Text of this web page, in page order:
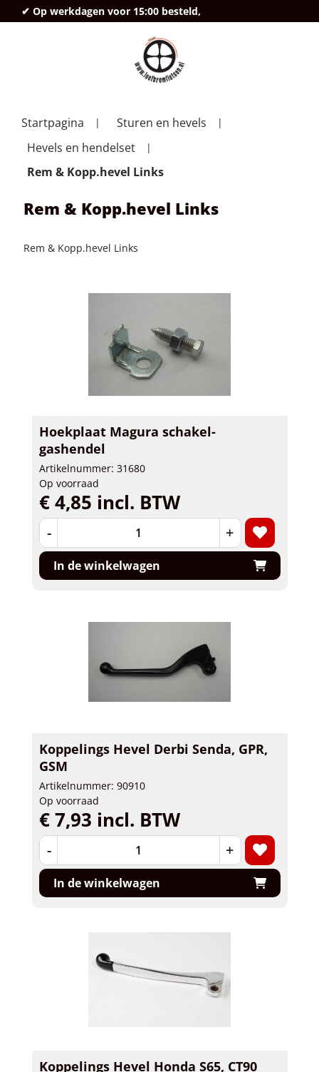
✔ Op werkdagen voor 15:00 besteld,
Startpagina
Sturen en hevels
Hevels en hendelset
Rem & Kopp.hevel Links
Rem & Kopp.hevel Links
Rem & Kopp.hevel Links
Hoekplaat Magura schakel-
gashendel
Artikelnummer: 31680
Op voorraad
€ 4,85 incl. BTW
- +
In de winkelwagen
Koppelings Hevel Derbi Senda, GPR,
GSM
Artikelnummer: 90910
Op voorraad
€ 7,93 incl. BTW
- +
In de winkelwagen
Koppelings Hevel Honda S65, CT90